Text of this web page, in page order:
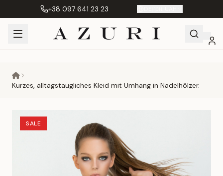
+38 097 641 23 23
Kurzes, alltagstaugliches Kleid mit Umhang in Nadelhölzer.
SALE